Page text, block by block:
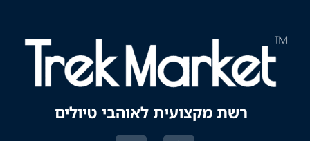
רשת מקצועית לאוהבי טיולים